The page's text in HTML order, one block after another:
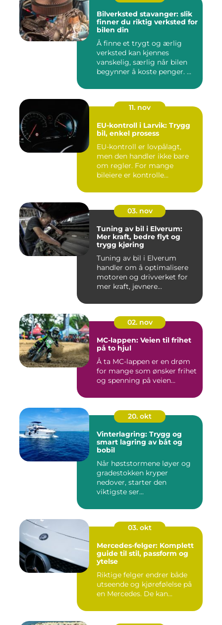
Bilverksted stavanger: slik
finner du riktig verksted for
bilen din
Å finne et trygt og ærlig
verksted kan kjennes
vanskelig, særlig når bilen
begynner å koste penger. ...
11. nov
EU-kontroll i Larvik: Trygg
bil, enkel prosess
EU-kontroll er lovpålagt,
men den handler ikke bare
om regler. For mange
bileiere er kontrolle...
03. nov
Tuning av bil i Elverum:
Mer kraft, bedre flyt og
trygg kjøring
Tuning av bil i Elverum
handler om å optimalisere
motoren og drivverket for
mer kraft, jevnere...
02. nov
MC-lappen: Veien til frihet
på to hjul
Å ta MC-lappen er en drøm
for mange som ønsker frihet
og spenning på veien...
20. okt
Vinterlagring: Trygg og
smart lagring av båt og
bobil
Når høststormene løyer og
gradestokken kryper
nedover, starter den
viktigste ser...
03. okt
Mercedes-felger: Komplett
guide til stil, passform og
ytelse
Riktige felger endrer både
utseende og kjørefølelse på
en Mercedes. De kan...